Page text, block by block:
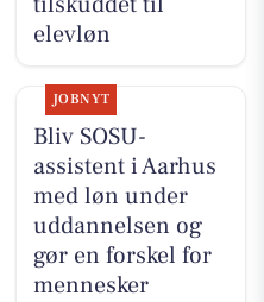
elevløn
JOBNYT
Bliv SOSU-
assistent i Aarhus
med løn under
uddannelsen og
gør en forskel for
mennesker